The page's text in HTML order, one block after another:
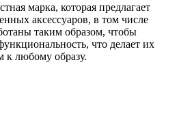
марка, которая предлагает
аксессуаров, в том числе
таким образом, чтобы
что делает их
к любому образу.